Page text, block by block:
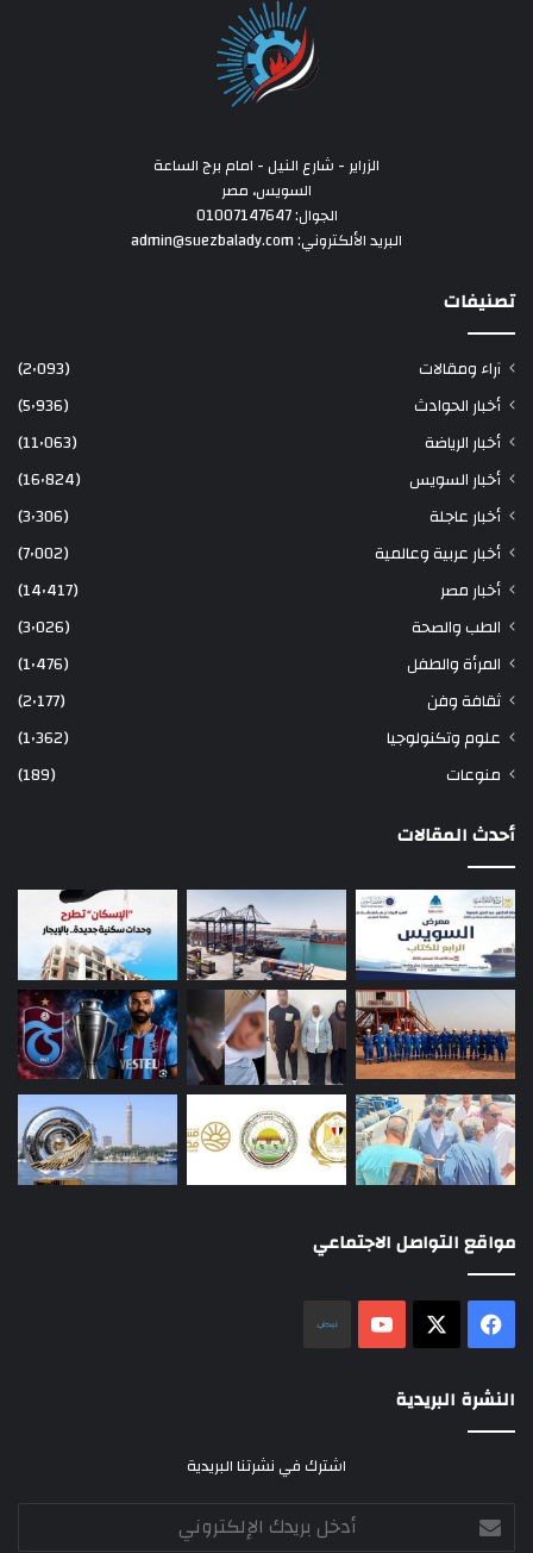
الزراير - شارع النيل - امام برج الساعة
السويس، مصر
الجوال: 01007147647
البريد الألكتروني: admin@suezbalady.com
تصنيفات
آراء ومقالات
(2٬093)
أخبار الحوادث
(5٬936)
أخبار الرياضة
(11٬063)
أخبار السويس
(16٬824)
أخبار عاجلة
(3٬306)
أخبار عربية وعالمية
(7٬002)
أخبار مصر
(14٬417)
الطب والصحة
(3٬026)
المرأة والطفل
(1٬476)
ثقافة وفن
(2٬177)
علوم وتكنولوجيا
(1٬362)
منوعات
(189)
أحدث المقالات
مواقع التواصل الاجتماعي
فيسبوك ‫YouTube
النشرة البريدية
اشترك في نشرتنا البريدية
أدخل
بريدك